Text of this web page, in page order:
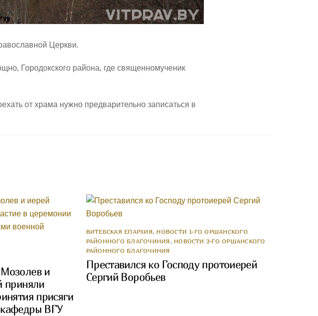
Церкви.
Городокского района, где священномученик
от храма нужно предварительно записаться в
и
приняли
присяги
ВГУ
ВИТЕБСКАЯ ЕПАРХИЯ, НОВОСТИ 1-ГО ОРШАНСКОГО
РАЙОННОГО БЛАГОЧИНИЯ, НОВОСТИ 2-ГО ОРШАНСКОГО
РАЙОННОГО БЛАГОЧИНИЯ
Преставился ко Господу протоиерей
Сергий Воробьев